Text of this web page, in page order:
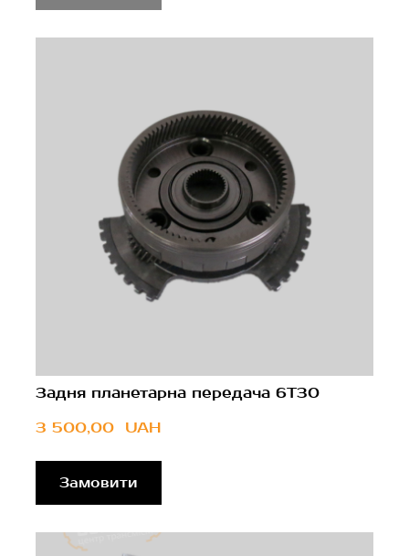
Задня планетарна передача 6T30
3 500,00  UAH
Замовити